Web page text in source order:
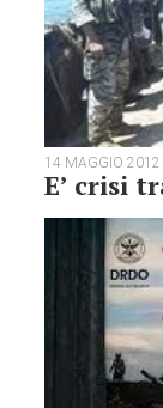
14 MAGGIO 2012
E’ crisi